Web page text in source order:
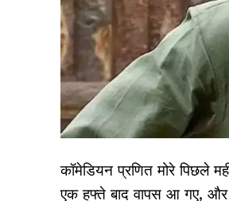
कॉमेडियन प्रणित मोरे पिछले
एक हफ्ते बाद वापस आ गए,